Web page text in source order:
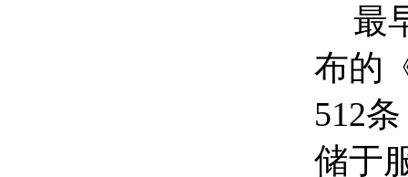
最
布的
512
储于